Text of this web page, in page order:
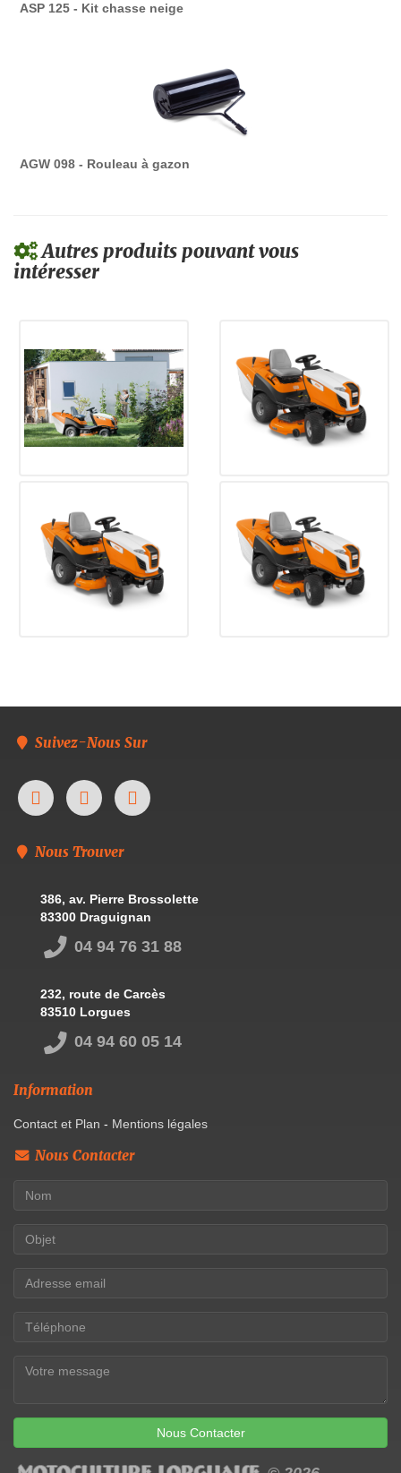
ASP 125 - Kit chasse neige
AGW 098 - Rouleau à gazon
Autres produits pouvant vous
intéresser
Suivez-Nous Sur
Nous Trouver
386, av. Pierre Brossolette
83300 Draguignan
04 94 76 31 88
232, route de Carcès
83510 Lorgues
04 94 60 05 14
Information
Contact et Plan - Mentions légales
Nous Contacter
Nous Contacter